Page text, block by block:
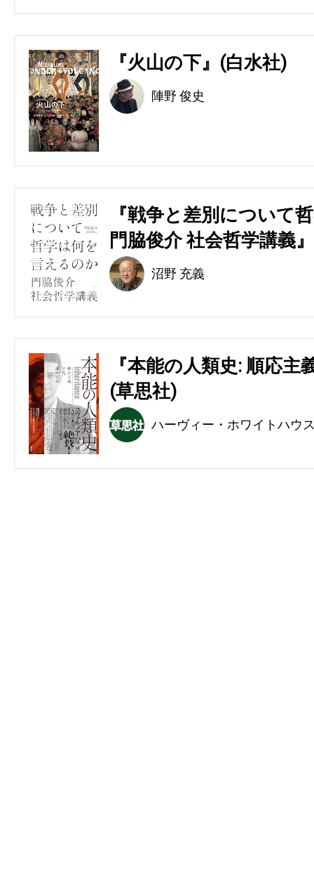
『火山の下』(白水社)
陣野 俊史
『戦争と差別について
門脇俊介 社会哲学講義
沼野 充義
『本能の人類史: 順応
(草思社)
ハーヴィー・ホワイトハウ